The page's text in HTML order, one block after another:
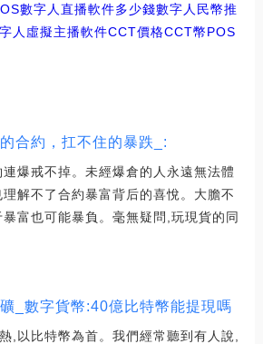
數字人直播軟件多少錢數字人民幣推
人虛擬主播軟件CCT價格CCT幣POS
合約，扛不住的暴跌_:
爆戒不掉。未經爆倉的人永遠無法體
解不了合約暴富背后的喜悅。大膽不
富也可能暴負。毫無疑問,玩現貨的同
_數字貨幣:40億比特幣能提現嗎
,以比特幣為首。我們經常聽到有人說,